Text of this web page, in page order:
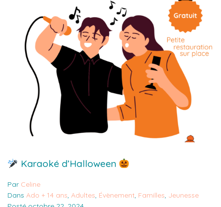
Karaoké d’Halloween
Par Celine
Dans Ado + 14 ans, Adultes, Évènement, Familles, Jeunesse